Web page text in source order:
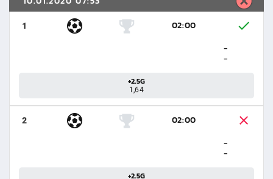
1
02:00
-
-
+2.5G
1,64
2
02:00
-
-
+2.5G